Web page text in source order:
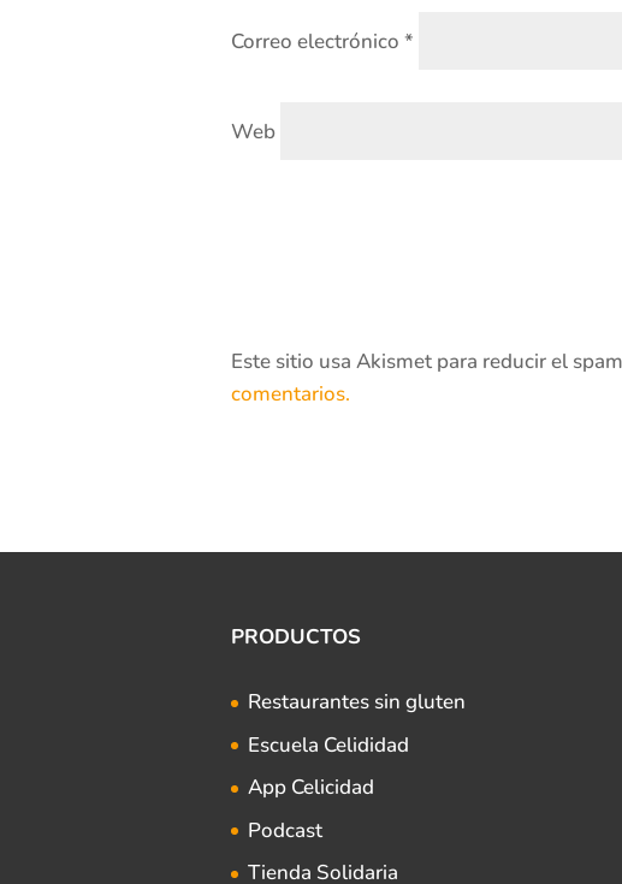
Correo electrónico *
Web
Este sitio usa Akismet para reducir el
comentarios.
PRODUCTOS
Restaurantes sin gluten
Escuela Celididad
App Celicidad
Podcast
Tienda Solidaria